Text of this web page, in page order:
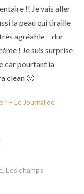
!! Je vais aller
la peau qui tiraille
très agréable… dur
! Je suis surprise
car pourtant la
clean 🙂
! – Le Journal de
Les champs